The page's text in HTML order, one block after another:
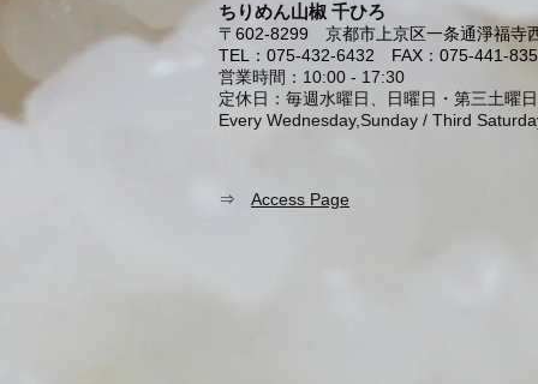
ちりめん山椒 千ひろ
〒602-8299 京都市上京区一条通淨福寺
TEL：075-432-6432 FAX：075-441-
営業時間：10:00 - 17:30
定休日：毎週水曜日、日曜日・第三土曜日
Every Wednesday,Sunday / Third
⇒ Access Page